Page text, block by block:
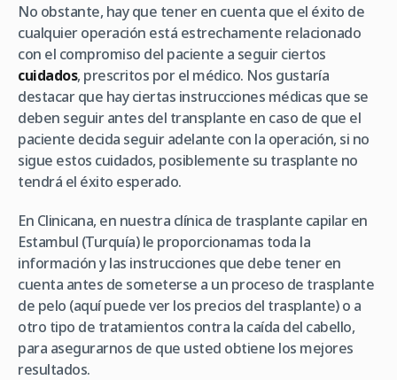
No obstante, hay que tener en cuenta que el éxito de
cualquier operación está estrechamente relacionado
con el compromiso del paciente a seguir ciertos
cuidados, prescritos por el médico. Nos gustaría
destacar que hay ciertas instrucciones médicas que se
deben seguir antes del transplante en caso de que el
paciente decida seguir adelante con la operación, si no
sigue estos cuidados, posiblemente su trasplante no
tendrá el éxito esperado.
En Clinicana, en nuestra clínica de trasplante capilar en
Estambul (Turquía) le proporcionamas toda la
información y las instrucciones que debe tener en
cuenta antes de someterse a un proceso de trasplante
de pelo (aquí puede ver los precios del trasplante) o a
otro tipo de tratamientos contra la caída del cabello,
para asegurarnos de que usted obtiene los mejores
resultados.